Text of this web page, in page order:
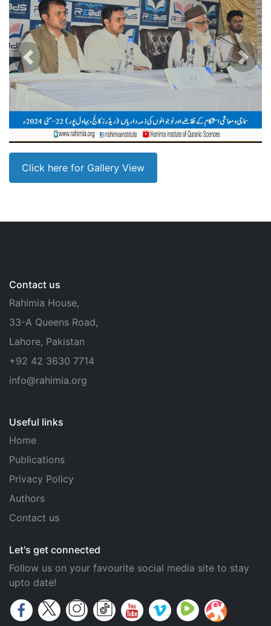
Previous Next
Click here for Gallery View
Contact us
Rahimia House,
33-A Queens Road,
Lahore, Pakistan
+92 42 3630 7714
info@rahimia.org
Useful links
Home
Publications
Privacy Policy
Authors
Contact us
Let's get connected
Follow us on your favourite social media site to stay
upto date!